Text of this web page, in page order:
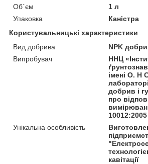
Об`єм
1 л
Упаковка
Каністра
Користувальницькі характеристики
Вид добрива
NPK
Випробувач
ННЦ
імені О. Н
добрив і
про
Унікальна особливість
кавітації